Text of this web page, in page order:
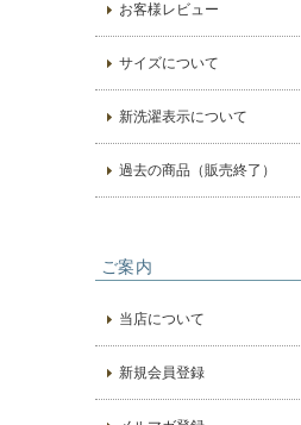
お客様レビュー
サイズについて
新洗濯表示について
過去の商品（販売終了）
ご案内
当店について
新規会員登録